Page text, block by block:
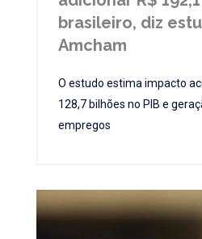
brasileiro, diz
Amcham
O estudo estima impacto
128,7 bilhões no PIB e
empregos